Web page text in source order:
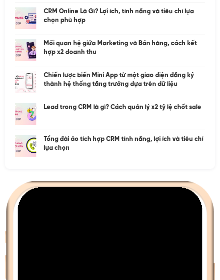
CRM Online Là Gì? Lợi ích, tính năng và tiêu chí lựa
chọn phù hợp
Mối quan hệ giữa Marketing và Bán hàng, cách kết
hợp x2 doanh thu
Chiến lược biến Mini App từ một giao diện đăng ký
thành hệ thống tăng trưởng dựa trên dữ liệu
Lead trong CRM là gì? Cách quản lý x2 tỷ lệ chốt sale
Tổng đài ảo tích hợp CRM tính năng, lợi ích và tiêu chí
lựa chọn